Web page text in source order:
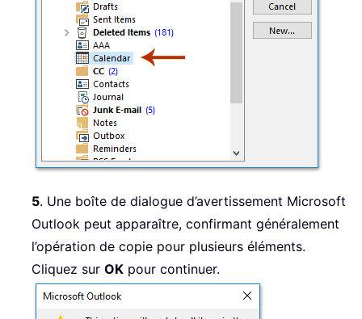
5. Une boîte de dialogue d’avertissement Microsoft
Outlook peut apparaître, confirmant généralement
l’opération de copie pour plusieurs éléments.
Cliquez sur OK pour continuer.